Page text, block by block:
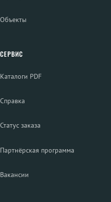
Объекты
СЕРВИС
Каталоги PDF
Справка
Статус заказа
Партнёрская программа
Вакансии